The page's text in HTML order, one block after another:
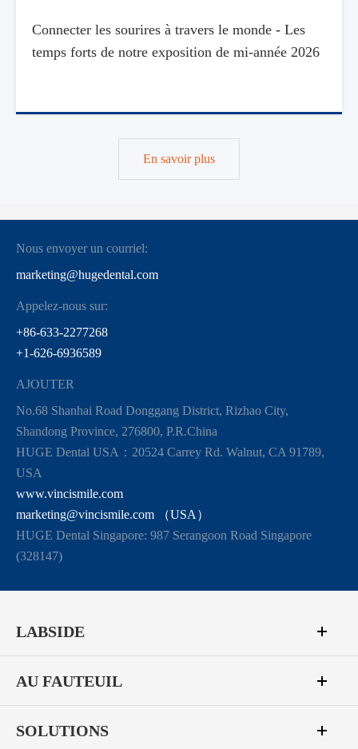
Connecter les sourires à travers le monde - Les
temps forts de notre exposition de mi-année 2026
En savoir plus
Nous envoyer un courriel:
marketing@hugedental.com
Appelez-nous sur:
+86-633-2277268
+1-626-6936589
AJOUTER
No.68 Shanhai Road Donggang District, Rizhao City,
Shandong Province, 276800, P.R.China
HUGE Dental USA：20524 Carrey Rd. Walnut, CA 91789,
USA
www.vincismile.com
marketing@vincismile.com （USA）
HUGE Dental Singapore: 987 Serangoon Road Singapore
(328147)
LABSIDE
AU FAUTEUIL
SOLUTIONS